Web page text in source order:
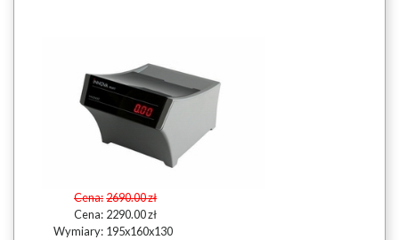
Cena:2690.00 zł
Cena: 2290.00 zł
Wymiary: 195x160x130